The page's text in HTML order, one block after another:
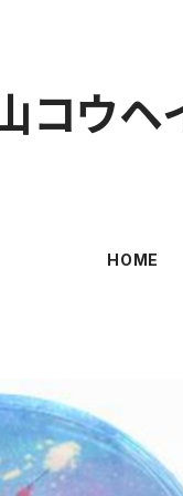
コウヘ
HOME